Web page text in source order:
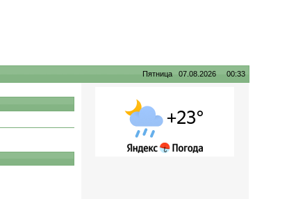
Пятница 07.08.2026 00:33